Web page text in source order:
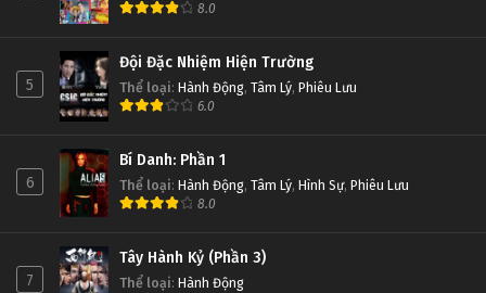
8.0
5
Đội Đặc Nhiệm Hiện Trường
Thể loại: Hành Động, Tâm Lý, Phiêu Lưu
6.0
6
Bí Danh: Phần 1
Thể loại: Hành Động, Tâm Lý, Hình Sự, Phiêu Lưu
8.0
7
Tây Hành Kỷ (Phần 3)
Thể loại: Hành Động